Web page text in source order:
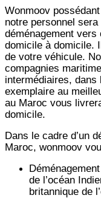
Wonmoov
notre personnel
déménagement
domicile à domicile.
de votre véhicule.
compagnies
intermédiaires,
exemplaire au
au Maroc vous
domicile.
Dans le cadre d’un
Maroc, wonmoov
de l’océan
britannique de